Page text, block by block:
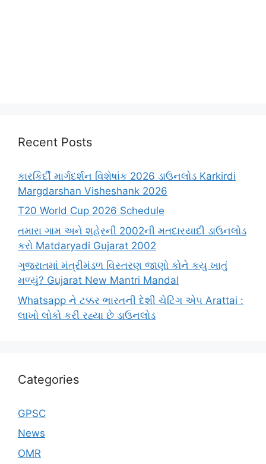
Recent Posts
કારકિર્દી માર્ગદર્શન વિશેષાંક 2026 ડાઉનલોડ Karkirdi
Margdarshan Visheshank 2026
T20 World Cup 2026 Schedule
તમારા ગામ અને શહેરની 2002ની મતદારયાદી ડાઉનલોડ
કરો Matdaryadi Gujarat 2002
ગુજરાતમાં મંત્રીમંડળ વિસ્તરણ જાણો કોને કયુ ખાતું
મળ્યું? Gujarat New Mantri Mandal
Whatsapp ને ટક્કર ભારતની દેશી ચેટિંગ એપ Arattai :
લાખો લોકો કરી રહ્યા છે ડાઉનલોડ
Categories
GPSC
News
OMR